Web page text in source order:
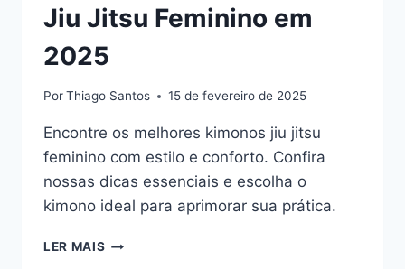
Jiu Jitsu Feminino em
2025
PorThiago Santos 15 de fevereiro de 2025
Encontre os melhores kimonos jiu jitsu
feminino com estilo e conforto. Confira
nossas dicas essenciais e escolha o
kimono ideal para aprimorar sua prática.
LER MAIS 7